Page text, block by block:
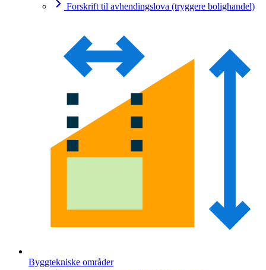
Forskrift til avhendingslova (tryggere bolighandel)
Byggtekniske områder